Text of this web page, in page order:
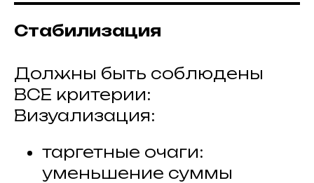
Стабилизация
Должны быть соблюдены
ВСЕ критерии:
Визуализация:
таргетные очаги:
уменьшение суммы